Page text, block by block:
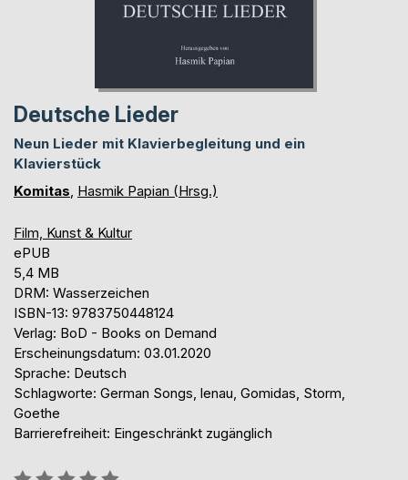
Deutsche Lieder
Neun Lieder mit Klavierbegleitung und ein
Klavierstück
Komitas Hasmik Papian (Hrsg.)
Film, Kunst & Kultur
ePUB
5,4 MB
DRM: Wasserzeichen
ISBN-13: 9783750448124
Verlag: BoD - Books on Demand
Erscheinungsdatum: 03.01.2020
Sprache: Deutsch
Schlagworte: German Songs, lenau, Gomidas, Storm,
Goethe
Barrierefreiheit: Eingeschränkt zugänglich
Bewertung::